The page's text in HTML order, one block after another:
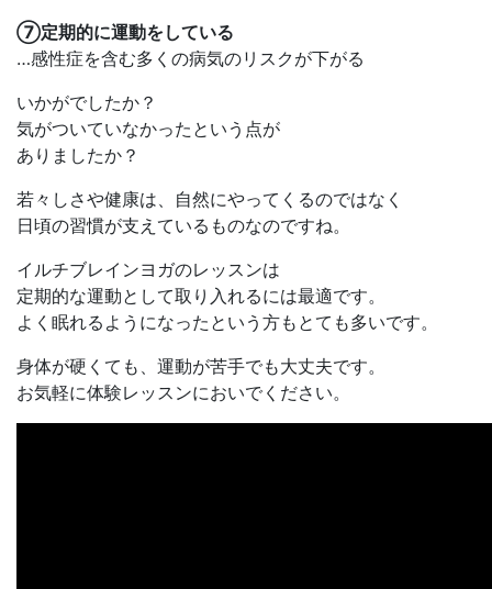
⑦定期的に運動をしている
…感性症を含む多くの病気のリスクが下がる
いかがでしたか？
気がついていなかったという点が
ありましたか？
若々しさや健康は、自然にやってくるのではなく
日頃の習慣が支えているものなのですね。
イルチブレインヨガのレッスンは
定期的な運動として取り入れるには最適です。
よく眠れるようになったという方もとても多いです。
身体が硬くても、運動が苦手でも大丈夫です。
お気軽に体験レッスンにおいでください。